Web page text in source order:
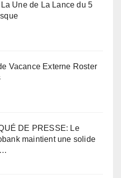
Une de La Lance du 5
Vacance Externe Roster
DE PRESSE: Le
maintient une solide